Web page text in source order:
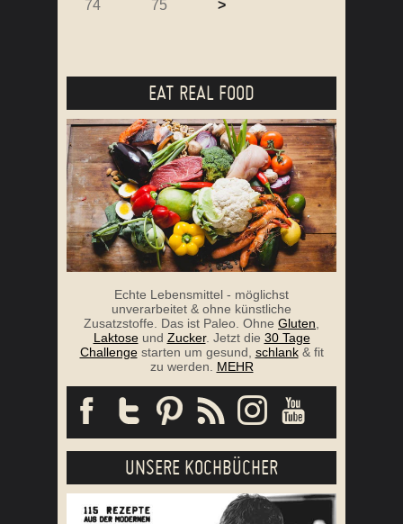
74 75 >
EAT REAL FOOD
Echte Lebensmittel - möglichst
unverarbeitet & ohne künstliche
Zusatzstoffe. Das ist Paleo. Ohne Gluten
Laktoseund Zucker. Jetzt die 30 Tage
Challengestarten um gesund, schlank& fit
zu werden. MEHR
UNSERE KOCHBÜCHER